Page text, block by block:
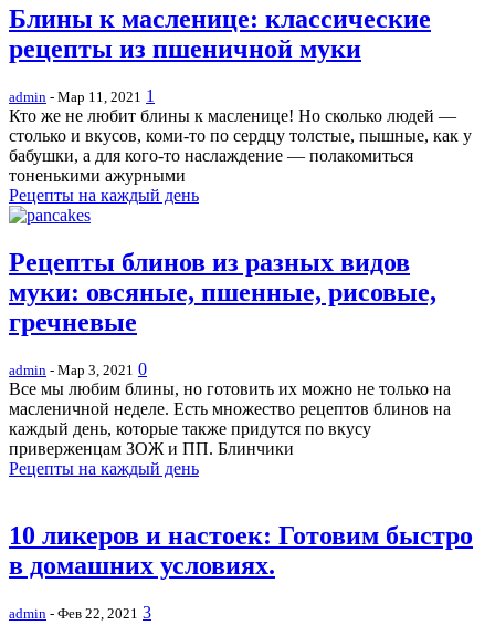
Блины к масленице: классические
рецепты из пшеничной муки
admin - Мар 11, 2021 1
Кто же не любит блины к масленице! Но сколько людей —
столько и вкусов, коми-то по сердцу толстые, пышные, как у
бабушки, а для кого-то наслаждение — полакомиться
тоненькими ажурными
Рецепты на каждый день
Рецепты блинов из разных видов
муки: овсяные, пшенные, рисовые,
гречневые
admin - Мар 3, 2021 0
Все мы любим блины, но готовить их можно не только на
масленичной неделе. Есть множество рецептов блинов на
каждый день, которые также придутся по вкусу
приверженцам ЗОЖ и ПП. Блинчики
Рецепты на каждый день
10 ликеров и настоек: Готовим быстро
в домашних условиях.
admin - Фев 22, 2021 3